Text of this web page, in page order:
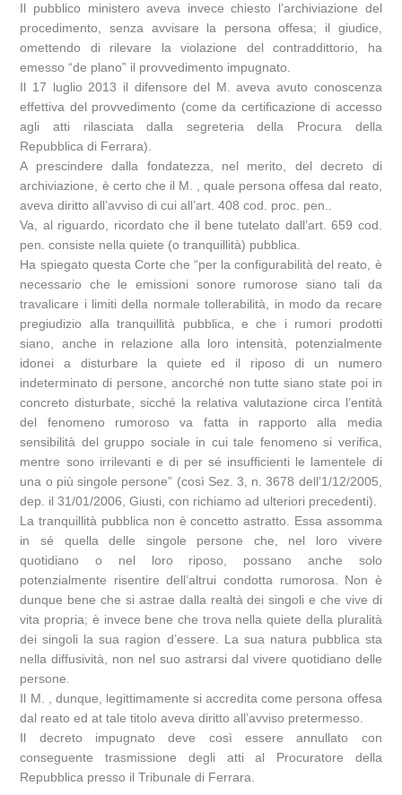
Il pubblico ministero aveva invece chiesto l’archiviazione del
procedimento, senza avvisare la persona offesa; il giudice,
omettendo di rilevare la violazione del contraddittorio, ha
emesso “de plano” il provvedimento impugnato.
Il 17 luglio 2013 il difensore del M. aveva avuto conoscenza
effettiva del provvedimento (come da certificazione di accesso
agli atti rilasciata dalla segreteria della Procura della
Repubblica di Ferrara).
A prescindere dalla fondatezza, nel merito, del decreto di
archiviazione, è certo che il M. , quale persona offesa dal reato,
aveva diritto all’avviso di cui all’art. 408 cod. proc. pen..
Va, al riguardo, ricordato che il bene tutelato dall’art. 659 cod.
pen. consiste nella quiete (o tranquillità) pubblica.
Ha spiegato questa Corte che “per la configurabilità del reato, è
necessario che le emissioni sonore rumorose siano tali da
travalicare i limiti della normale tollerabilità, in modo da recare
pregiudizio alla tranquillità pubblica, e che i rumori prodotti
siano, anche in relazione alla loro intensità, potenzialmente
idonei a disturbare la quiete ed il riposo di un numero
indeterminato di persone, ancorché non tutte siano state poi in
concreto disturbate, sicché la relativa valutazione circa l’entità
del fenomeno rumoroso va fatta in rapporto alla media
sensibilità del gruppo sociale in cui tale fenomeno si verifica,
mentre sono irrilevanti e di per sé insufficienti le lamentele di
una o più singole persone” (così Sez. 3, n. 3678 dell’1/12/2005,
dep. il 31/01/2006, Giusti, con richiamo ad ulteriori precedenti).
La tranquillità pubblica non è concetto astratto. Essa assomma
in sé quella delle singole persone che, nel loro vivere
quotidiano o nel loro riposo, possano anche solo
potenzialmente risentire dell’altrui condotta rumorosa. Non è
dunque bene che si astrae dalla realtà dei singoli e che vive di
vita propria; è invece bene che trova nella quiete della pluralità
dei singoli la sua ragion d’essere. La sua natura pubblica sta
nella diffusività, non nel suo astrarsi dal vivere quotidiano delle
persone.
Il M. , dunque, legittimamente si accredita come persona offesa
dal reato ed at tale titolo aveva diritto all’avviso pretermesso.
Il decreto impugnato deve così essere annullato con
conseguente trasmissione degli atti al Procuratore della
Repubblica presso il Tribunale di Ferrara.